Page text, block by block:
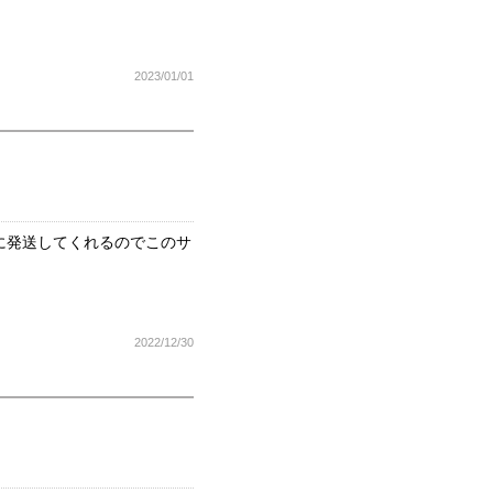
2023/01/01
送してくれるのでこのサ
2022/12/30